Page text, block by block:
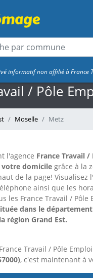
informatif non affilié à France
/ Pôle
Moselle Metz
l'agence France Travail /
votre domicile grâce à la
de la page! Visualisez
ainsi que les
les France Travail / Pôle
dans le
région Grand Est.
Travail / Pôle
, c'est maintenant à